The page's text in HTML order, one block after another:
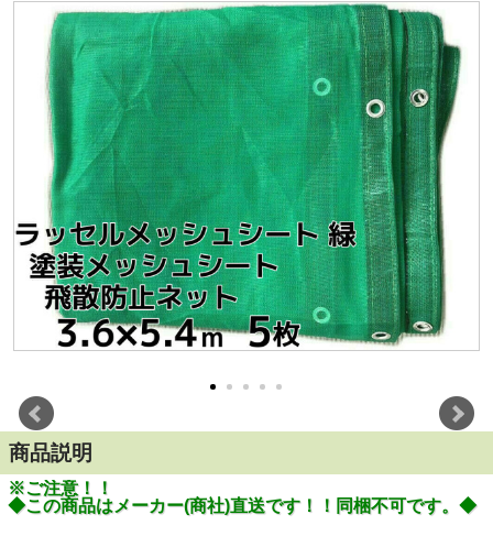
商品説明
※ご注意！！
◆この商品はメーカー(商社)直送です！！同梱不可です。◆